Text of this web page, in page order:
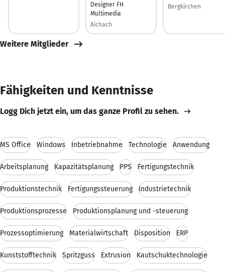
Designer FH
Multimedia
Aichach
Bergkirchen
Weitere Mitglieder
Fähigkeiten und Kenntnisse
Logg Dich jetzt ein, um das ganze Profil zu sehen.
MS Office Windows Inbetriebnahme Technologie Anwendung
Arbeitsplanung Kapazitätsplanung PPS Fertigungstechnik
Produktionstechnik Fertigungssteuerung Industrietechnik
Produktionsprozesse Produktionsplanung und -steuerung
Prozessoptimierung Materialwirtschaft Disposition ERP
Kunststofftechnik Spritzguss Extrusion Kautschuktechnologie